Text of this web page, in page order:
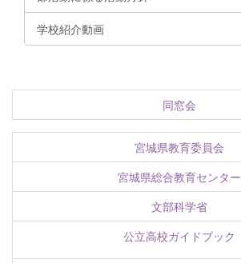
学校紹介動画
同窓会
宮城県教育委員会
宮城県総合教育センター
文部科学省
公立高校ガイドブック